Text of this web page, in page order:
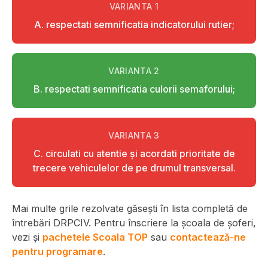
VARIANTA 1
A. respectati semnificatia indicatorului rutier;
VARIANTA 2
B. respectati semnificatia culorii semaforului;
VARIANTA3
C. circulati cu atentie şi acordati prioritate de
trecere vehiculelor de pe drumul transversal.
Mai multe grile rezolvate găsești în lista completă de
întrebări DRPCIV. Pentru înscriere la școala de șoferi,
vezi și pachetele Scoala TOP sau contactează-ne
pentru programare.